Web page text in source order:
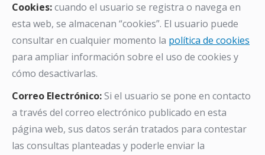
Cookies:cuando el usuario se registra o navega en
esta web, se almacenan “cookies”. El usuario puede
consultar en cualquier momento la política de cookies
para ampliar información sobre el uso de cookies y
cómo desactivarlas.
Correo Electrónico:Si el usuario se pone en contacto
a través del correo electrónico publicado en esta
página web, sus datos serán tratados para contestar
las consultas planteadas y poderle enviar la